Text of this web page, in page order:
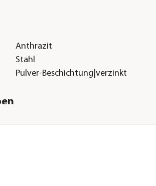
Anthrazit
Stahl
Pulver-Beschichtung|verzinkt